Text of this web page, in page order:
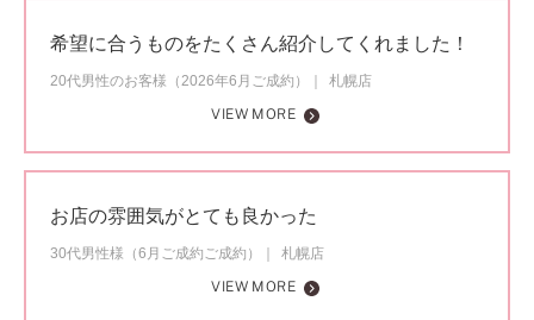
希望に合うものをたくさん紹介してくれました！
20代男性のお客様（2026年6月ご成約）
札幌店
VIEW MORE
お店の雰囲気がとても良かった
30代男性様（6月ご成約ご成約）
札幌店
VIEW MORE